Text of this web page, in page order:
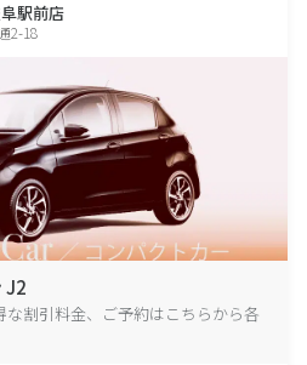
駅前店
2-18
J2
割引料金、ご予約はこちらから各